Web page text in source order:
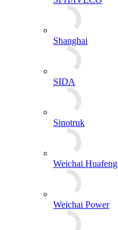
Weichai Power
XINCHAI
VOLVO
Yanmar
YTO
YUCHAI